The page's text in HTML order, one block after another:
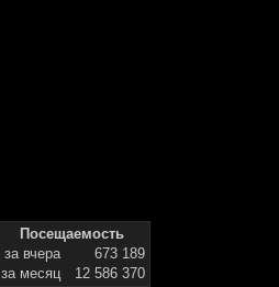
Посещаемость
за вчера
673 189
за месяц
12 586 370